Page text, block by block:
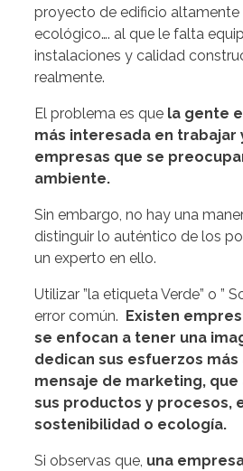
proyecto de edificio altamente
ecológico…. al que le falta
instalaciones y calidad
realmente.
El problema es que la gente
más interesada en
empresas que se
ambiente.
Sin embargo, no hay una
distinguir lo auténtico de los
un experto en ello.
Utilizar ”la etiqueta Verde” o ”
error común. Existen
se enfocan a tener una
dedican sus esfuerzos
mensaje de marketing,
sus productos y procesos,
sostenibilidad o ecología.
Si observas que, una